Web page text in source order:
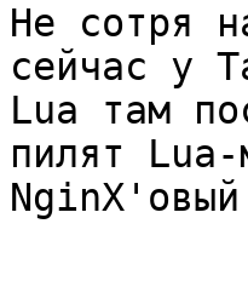
Не сотря
сейчас у
Lua там
пилят